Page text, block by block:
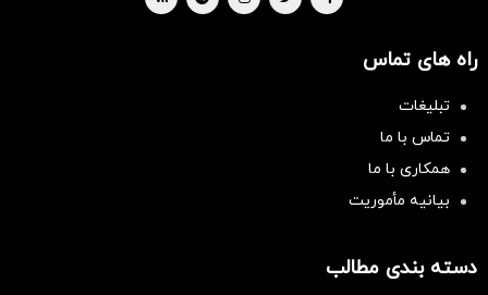
راه های تماس
تبلیغات
تماس با ما
همکاری با ما
بیانیه مأموریت
دسته بندی مطالب